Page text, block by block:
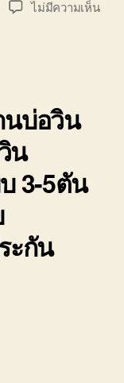
ไม่มีความเห็นบน
นบ่อวิน
น
3-5ตัน
ะกัน